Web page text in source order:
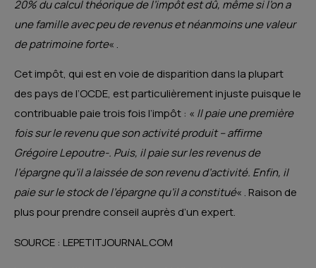
20% du calcul théorique de l’impôt est dû, même si l’on a
une famille avec peu de revenus et néanmoins une valeur
de patrimoine forte« .
Cet impôt, qui est en voie de disparition dans la plupart
des pays de l’OCDE, est particulièrement injuste puisque le
contribuable paie trois fois l’impôt : « Il paie une première
fois sur le revenu que son activité produit – affirme
Grégoire Lepoutre-. Puis, il paie sur les revenus de
l’épargne qu’il a laissée de son revenu d’activité. Enfin, il
paie sur le stock de l’épargne qu’il a constitué« . Raison de
plus pour prendre conseil auprès d’un expert.
SOURCE : LEPETITJOURNAL.COM